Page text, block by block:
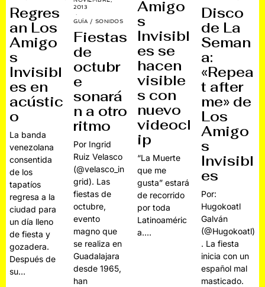
Regres
an Los
Amigo
s
Invisibl
es en
acústic
o
La banda
venezolana
consentida
de los
tapatíos
regresa a la
ciudad para
un día lleno
de fiesta y
gozadera.
Después de
su…
2013
GUÍA / SONIDOS
Fiestas
de
octubr
e
sonará
n a otro
ritmo
Por Ingrid
Ruiz Velasco
(@velasco_in
grid). Las
fiestas de
octubre,
evento
magno que
se realiza en
Guadalajara
desde 1965,
han
Amigo
s
Invisibl
es se
hacen
visible
s con
nuevo
videocl
ip
“La Muerte
que me
gusta” estará
de recorrido
por toda
Latinoaméric
a.…
Disco
de La
Seman
a:
«Repea
t after
me» de
Los
Amigo
s
Invisibl
es
Por:
Hugokoatl
Galván
(@Hugokoatl)
. La fiesta
inicia con un
español mal
masticado.